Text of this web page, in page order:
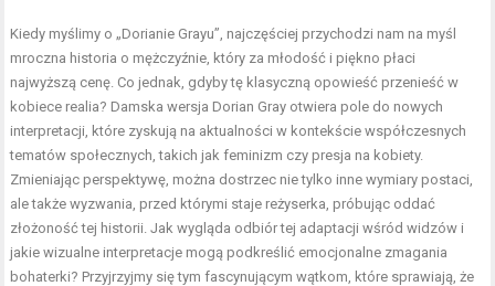
Kiedy myślimy o „Dorianie Grayu”, najczęściej przychodzi nam na myśl
mroczna historia o mężczyźnie, który za młodość i piękno płaci
najwyższą cenę. Co jednak, gdyby tę klasyczną opowieść przenieść w
kobiece realia? Damska wersja Dorian Gray otwiera pole do nowych
interpretacji, które zyskują na aktualności w kontekście współczesnych
tematów społecznych, takich jak feminizm czy presja na kobiety.
Zmieniając perspektywę, można dostrzec nie tylko inne wymiary postaci,
ale także wyzwania, przed którymi staje reżyserka, próbując oddać
złożoność tej historii. Jak wygląda odbiór tej adaptacji wśród widzów i
jakie wizualne interpretacje mogą podkreślić emocjonalne zmagania
bohaterki? Przyjrzyjmy się tym fascynującym wątkom, które sprawiają, że